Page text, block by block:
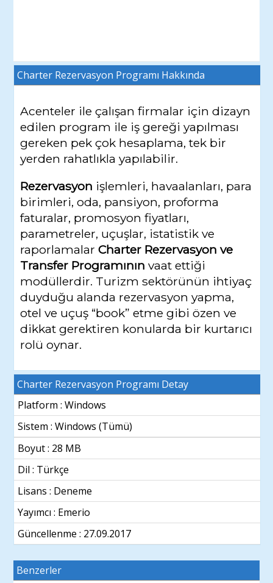
Charter Rezervasyon Programı Hakkında
Acenteler ile çalışan firmalar için dizayn
edilen program ile iş gereği yapılması
gereken pek çok hesaplama, tek bir
yerden rahatlıkla yapılabilir.
Rezervasyon işlemleri, havaalanları, para
birimleri, oda, pansiyon, proforma
faturalar, promosyon fiyatları,
parametreler, uçuşlar, istatistik ve
raporlamalarCharter Rezervasyon ve
Transfer Programının vaat ettiği
modüllerdir. Turizm sektörünün ihtiyaç
duyduğu alanda rezervasyon yapma,
otel ve uçuş “book” etme gibi özen ve
dikkat gerektiren konularda bir kurtarıcı
rolü oynar.
Charter Rezervasyon Programı Detay
Platform : Windows
Sistem :Windows (Tümü)
Boyut : 28 MB
Dil : Türkçe
Lisans : Deneme
Yayımcı : Emerio
Güncellenme : 27.09.2017
Benzerler